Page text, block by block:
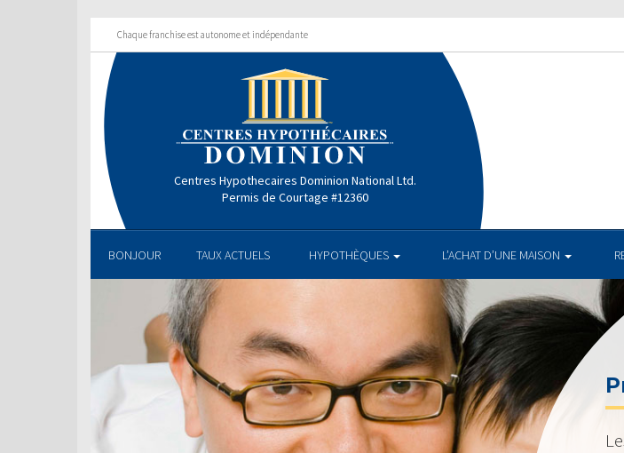
Chaque franchise est autonome et indépendante
Centres Hypothecaires Dominion National Ltd.
Permis de Courtage #12360
BONJOUR TAUX ACTUELS HYPOTHÈQUES L’ACHAT D’UNE MAISON